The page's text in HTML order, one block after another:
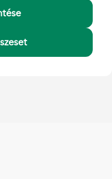
mit geschlossenem
Privée, Postes